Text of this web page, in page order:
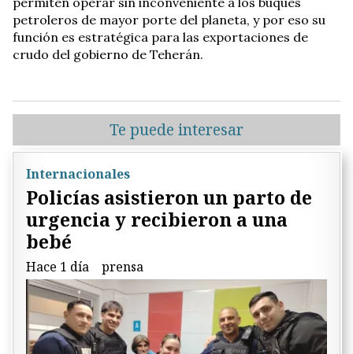
petroleros de mayor porte del planeta, y por eso su
función es estratégica para las exportaciones de
crudo del gobierno de Teherán.
Te puede interesar
Policías asistieron un parto de
urgencia y recibieron a una
bebé
prensa
Internacionales
Hace 1 día